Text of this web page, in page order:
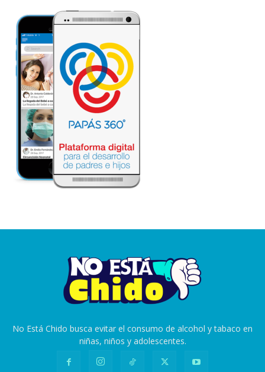
No Está Chido busca evitar el consumo de alcohol y tabaco en
niñas, niños y adolescentes.